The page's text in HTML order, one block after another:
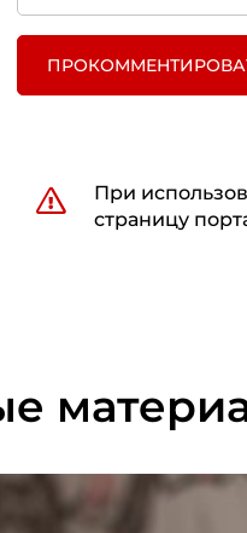
При
страницу